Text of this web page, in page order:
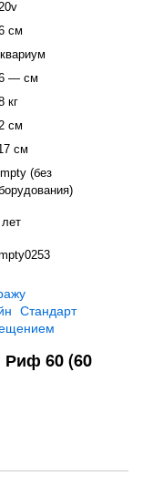
см
— см
кг
см
см
(без
Стандарт
Риф 60 (60